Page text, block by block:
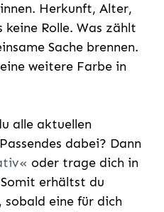
Herkunft, Alter,
Rolle. Was zählt
Sache brennen.
weitere Farbe in
alle aktuellen
dabei? Dann
oder trage dich in
erhältst du
eine für dich